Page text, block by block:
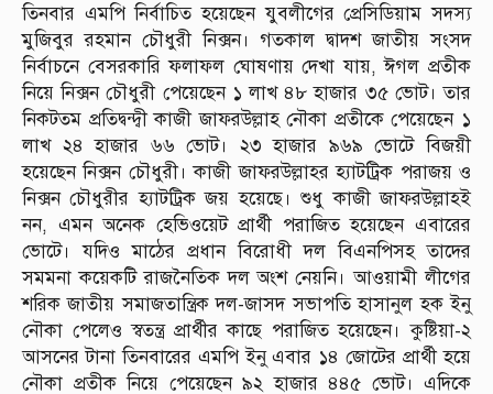
তিনবার এমপি নির্বাচিত হয়েছেন যুবলীগের প্রেসিডিয়াম সদস্য
মুজিবুর রহমান চৌধুরী নিক্সন। গতকাল দ্বাদশ জাতীয় সংসদ
নির্বাচনে বেসরকারি ফলাফল ঘোষণায় দেখা যায়, ঈগল প্রতীক
নিয়ে নিক্সন চৌধুরী পেয়েছেন ১ লাখ ৪৮ হাজার ৩৫ ভোট। তার
নিকটতম প্রতিদ্বন্দ্বী কাজী জাফরউল্লাহ নৌকা প্রতীকে পেয়েছেন ১
লাখ ২৪ হাজার ৬৬ ভোট। ২৩ হাজার ৯৬৯ ভোটে বিজয়ী
হয়েছেন নিক্সন চৌধুরী। কাজী জাফরউল্লাহর হ্যাটট্রিক পরাজয় ও
নিক্সন চৌধুরীর হ্যাটট্রিক জয় হয়েছে। শুধু কাজী জাফরউল্লাহই
নন, এমন অনেক হেভিওয়েট প্রার্থী পরাজিত হয়েছেন এবারের
ভোটে। যদিও মাঠের প্রধান বিরোধী দল বিএনপিসহ তাদের
সমমনা কয়েকটি রাজনৈতিক দল অংশ নেয়নি। আওয়ামী লীগের
শরিক জাতীয় সমাজতান্ত্রিক দল-জাসদ সভাপতি হাসানুল হক ইনু
নৌকা পেলেও স্বতন্ত্র প্রার্থীর কাছে পরাজিত হয়েছেন। কুষ্টিয়া-২
আসনের টানা তিনবারের এমপি ইনু এবার ১৪ জোটের প্রার্থী হয়ে
নৌকা প্রতীক নিয়ে পেয়েছেন ৯২ হাজার ৪৪৫ ভোট। এদিকে